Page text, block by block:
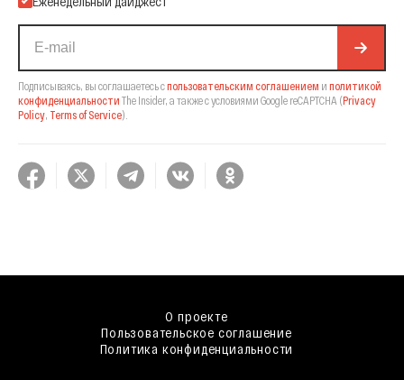
Подписываясь, вы соглашаетесь спользовательским соглашением и политикой
конфиденциальности The Insider, а также с условиями Google reCAPTCHA (Privacy
Policy, Terms of Service).
О проекте
Пользовательское соглашение
Политика конфиденциальности